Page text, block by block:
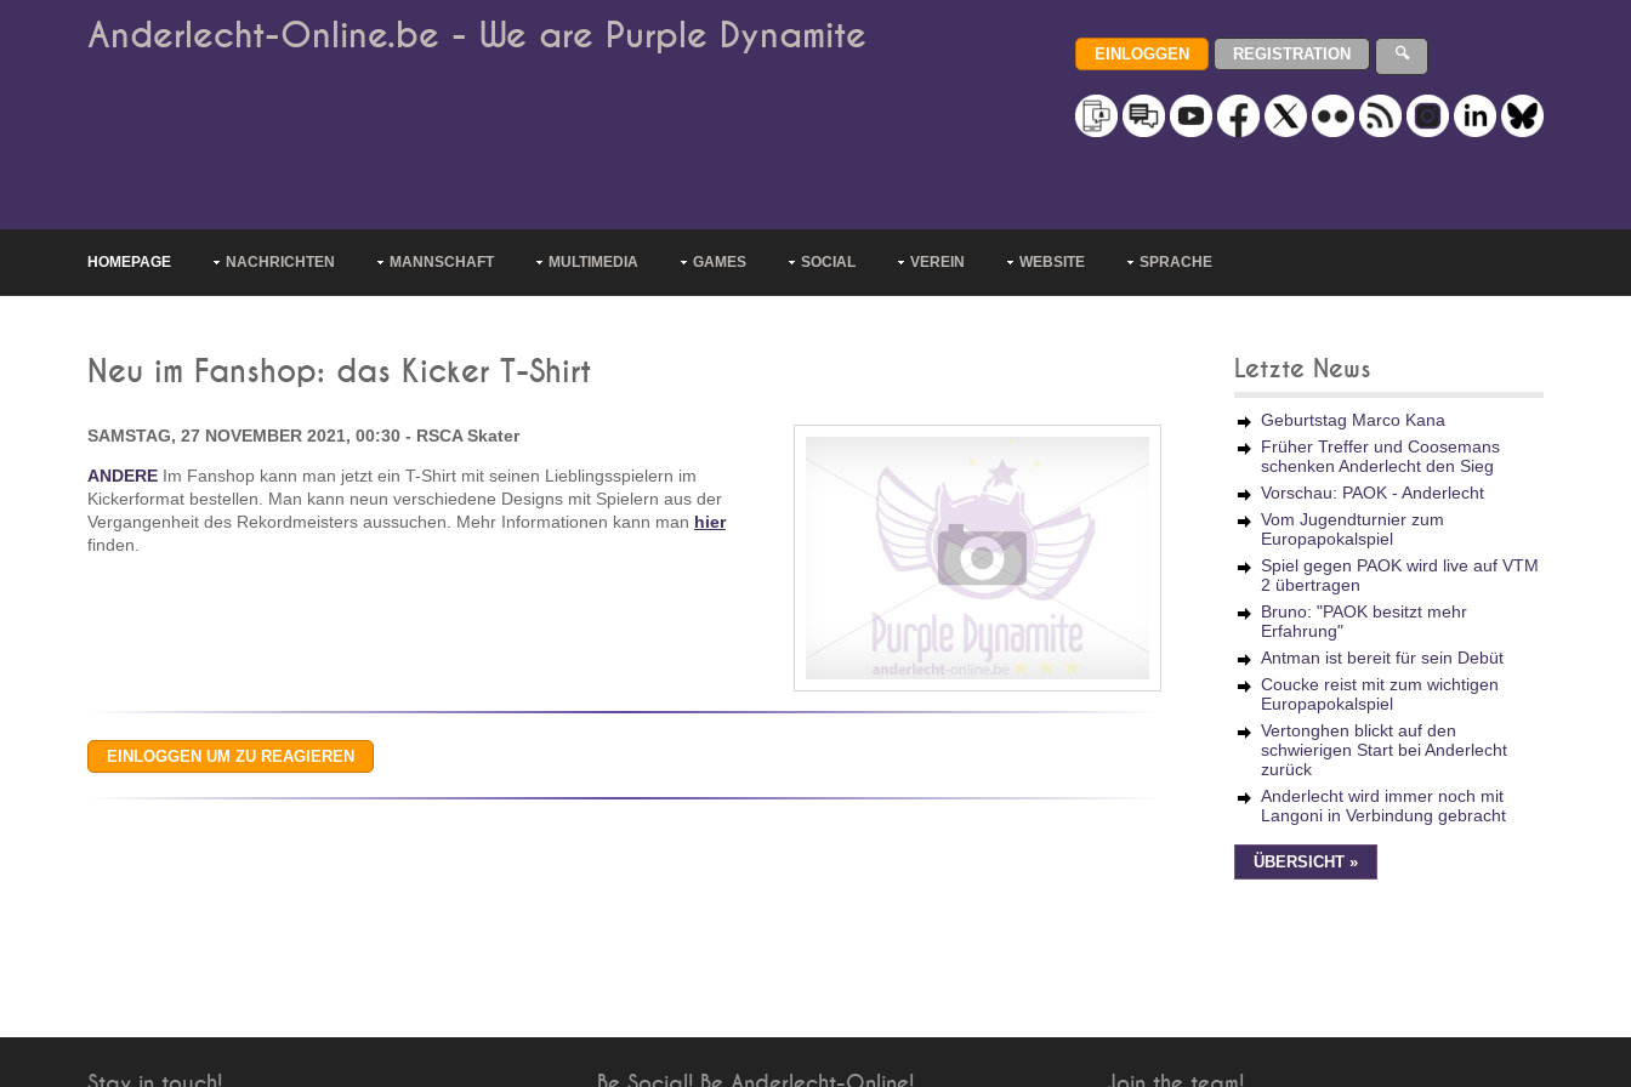
Anderlecht-Online.be - We are Purple Dynamite
HOMEPAGE NACHRICHTEN MANNSCHAFT MULTIMEDIA GAMES SOCIAL VEREIN WEBSITE SPRACHE
Neu im Fanshop: das Kicker T-Shirt
SAMSTAG, 27 NOVEMBER 2021, 00:30 - RSCA Skater
ANDERE Im Fanshop kann man jetzt ein T-Shirt mit seinen Lieblingsspielern im
Kickerformat bestellen. Man kann neun verschiedene Designs mit Spielern aus der
Vergangenheit des Rekordmeisters aussuchen. Mehr Informationen kann man hier
finden.
Letzte News
Geburtstag Marco Kana
Früher Treffer und Coosemans
schenken Anderlecht den Sieg
Vorschau: PAOK - Anderlecht
Vom Jugendturnier zum
Europapokalspiel
Spiel gegen PAOK wird live auf VTM
2 übertragen
Bruno: "PAOK besitzt mehr
Erfahrung"
Antman ist bereit für sein Debüt
Coucke reist mit zum wichtigen
Europapokalspiel
Vertonghen blickt auf den
schwierigen Start bei Anderlecht
zurück
Anderlecht wird immer noch mit
Langoni in Verbindung gebracht
ÜBERSICHT »